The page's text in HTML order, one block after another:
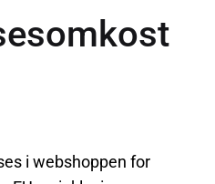
i webshoppen for